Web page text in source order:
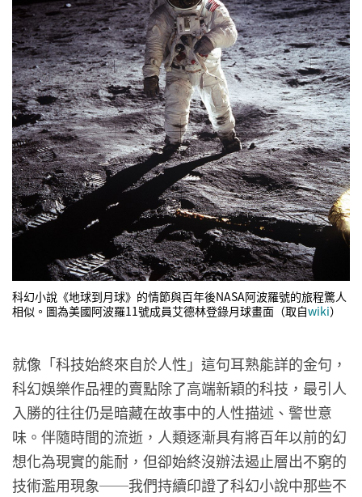
科幻小說《地球到月球》的情節與百年後NASA阿波羅號的旅程驚人
相似。圖為美國阿波羅11號成員艾德林登錄月球畫面（取自wiki）
就像「科技始終來自於人性」這句耳熟能詳的金句，
科幻娛樂作品裡的賣點除了高端新穎的科技，最引人
入勝的往往仍是暗藏在故事中的人性描述、警世意
味。伴隨時間的流逝，人類逐漸具有將百年以前的幻
想化為現實的能耐，但卻始終沒辦法遏止層出不窮的
技術濫用現象──我們持續印證了科幻小說中那些不